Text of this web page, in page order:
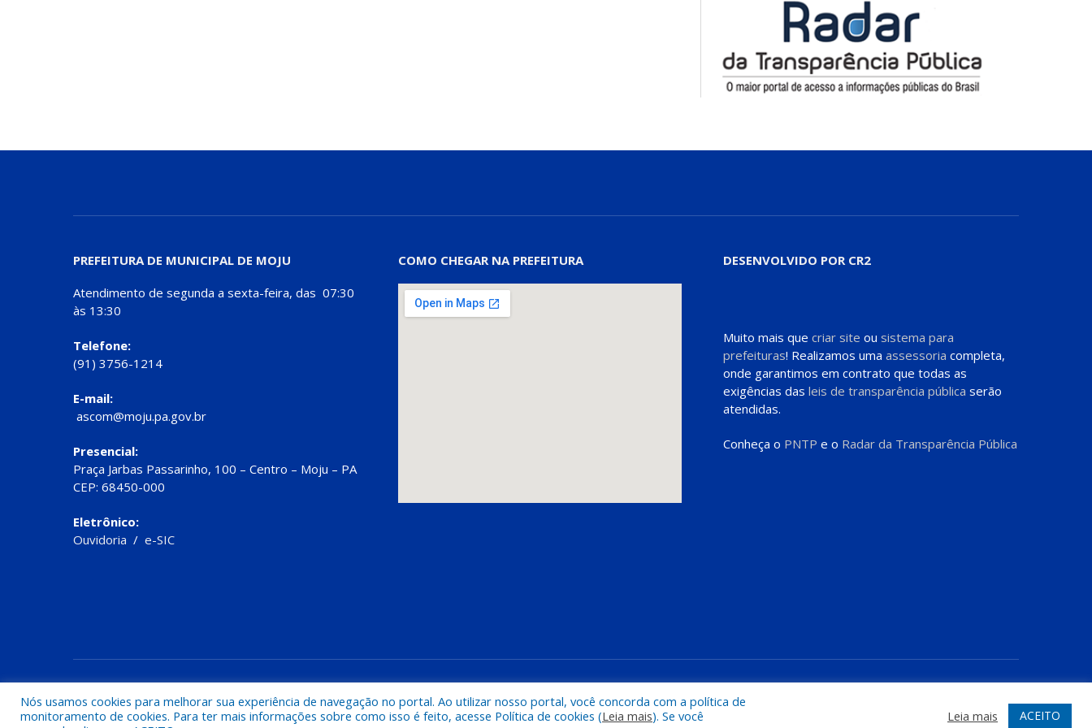
PREFEITURA DE MUNICIPAL DE MOJU
Atendimento de segunda a sexta-feira, das 07:30
às 13:30
Telefone:
(91) 3756-1214
E-mail:
ascom@moju.pa.gov.br
Presencial:
Praça Jarbas Passarinho, 100 – Centro – Moju – PA
CEP: 68450-000
Eletrônico:
Ouvidoria / e-SIC
COMO CHEGAR NA PREFEITURA DESENVOLVIDO POR CR2
Muito mais que criar site ou sistema para
prefeituras! Realizamos uma assessoria completa,
onde garantimos em contrato que todas as
exigências das leis de transparência pública serão
atendidas.
Conheça o PNTP e o Radar da Transparência Pública
Nós usamos cookies para melhorar sua experiência de navegação no portal. Ao utilizar nosso portal, você concorda com a política de
monitoramento de cookies. Para ter mais informações sobre como isso é feito, acesse Política de cookies (Leia mais). Se você
Leia mais ACEITO